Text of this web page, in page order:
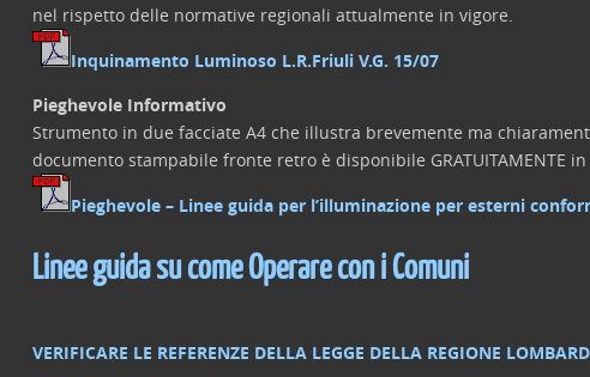
nel rispetto delle normative regionali attualmente in vigore.
Inquinamento Luminoso L.R.Friuli V.G. 15/07
Pieghevole Informativo
Strumento in due facciate A4 che illustra brevemente ma
documento stampabile fronte retro è disponibile
Pieghevole – Linee guida per l’illuminazione per esterni
Linee guida su come Operare con i Comuni
VERIFICARE LE REFERENZE DELLA LEGGE DELLA REGIONE